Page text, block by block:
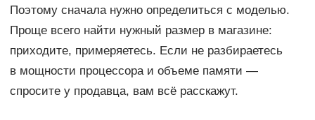
Поэтому сначала нужно определиться с моделью.
Проще всего найти нужный размер в магазине:
приходите, примеряетесь. Если не разбираетесь
в мощности процессора и объеме памяти —
спросите у продавца, вам всё расскажут.